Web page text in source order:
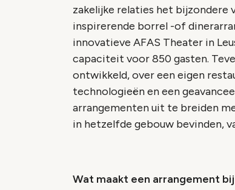
zakelijke relaties het bijzondere
inspirerende borrel -of
innovatieve AFAS Theater in
capaciteit voor 850 gasten.
ontwikkeld, over een eigen
technologieën en een
arrangementen uit te breiden
in hetzelfde gebouw bevinden,
Wat maakt een arrangement